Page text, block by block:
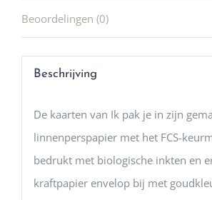
Beoordelingen (0)
Beschrijving
De kaarten van Ik pak je in zijn
linnenperspapier met het FCS-
bedrukt met biologische inkten en
kraftpapier envelop bij met